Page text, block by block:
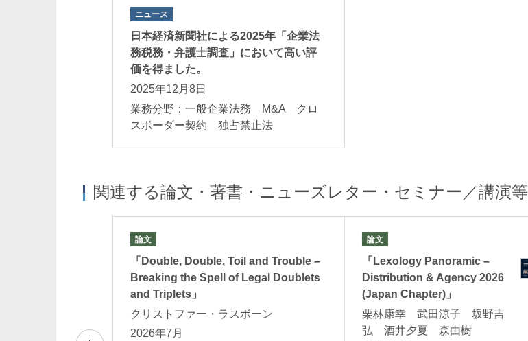
ニュース
日本経済新聞社による2025年「企業法
務税務・弁護士調査」において高い評
価を得ました。
2025年12月8日
業務分野：一般企業法務 M&A クロ
スボーダー契約 独占禁止法
関連する論文・著書・ニューズレター・セミナー／講演等
論文
「Double, Double, Toil and Trouble –
Breaking the Spell of Legal Doublets
and Triplets」
クリストファー・ラスボーン
2026年7月
論文
「Lexology Panoramic –
Distribution & Agency 2026
(Japan Chapter)」
栗林康幸 武田涼子 坂野吉
弘 酒井夕夏 森由樹